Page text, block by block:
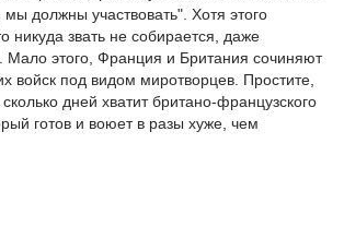
мы должны участвовать". Хотя этого
никуда звать не собирается, даже
Мало этого, Франция и Британия сочиняют
войск под видом миротворцев. Простите,
дней хватит британо-французского
готов и воюет в разы хуже, чем